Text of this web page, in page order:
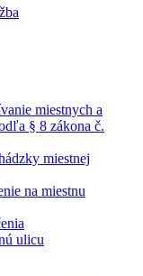
miestnych a
§ 8 zákona č.
miestnej
na miestnu
ulicu